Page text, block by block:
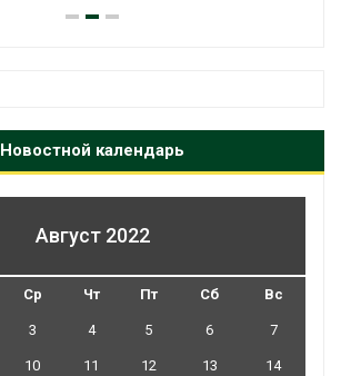
Новостной календарь
Август 2022
Ср Чт Пт Сб Вс
3 4 5 6 7
10 11 12 13 14